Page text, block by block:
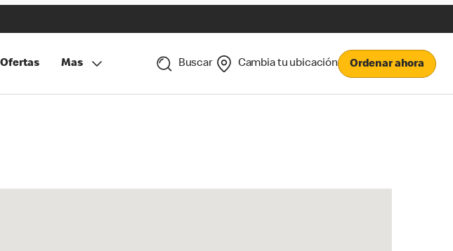
Mas Buscar Cambia tu ubicación Ordenar ahora